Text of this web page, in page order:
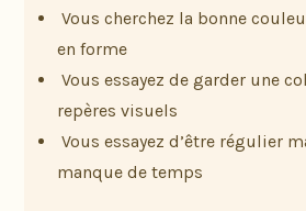
Vous cherchez la bonne
en forme
Vous essayez de garder une
repères visuels
Vous essayez d’être régulier
manque de temps